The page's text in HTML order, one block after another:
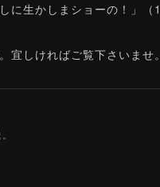
に生かしまショーの！」（
しければご覧下さいませ。